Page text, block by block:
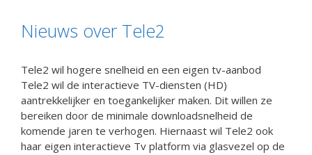
Nieuws over Tele2
Tele2 wil hogere snelheid en een eigen tv-aanbod
Tele2 wil de interactieve TV-diensten (HD)
aantrekkelijker en toegankelijker maken. Dit willen ze
bereiken door de minimale downloadsnelheid de
komende jaren te verhogen. Hiernaast wil Tele2 ook
haar eigen interactieve Tv platform via glasvezel op de